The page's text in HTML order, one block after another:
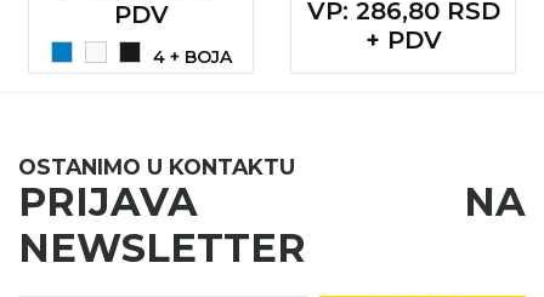
PDV
4 + BOJA
VP: 286,80 RSD
+ PDV
OSTANIMO U KONTAKTU
PRIJAVA NA
NEWSLETTER